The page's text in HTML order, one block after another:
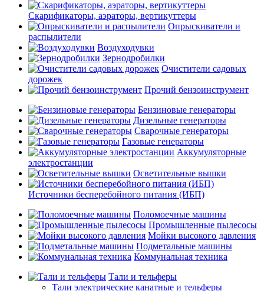
Скарификаторы, аэраторы, вертикуттеры
Опрыскиватели и
распылители
Воздуходувки
Зернодробилки
Очистители садовых
дорожек
Прочий бензоинструмент
Бензиновые генераторы
Дизельные генераторы
Сварочные генераторы
Газовые генераторы
Аккумуляторные
электростанции
Осветительные вышки
Источники бесперебойного питания (ИБП)
Поломоечные машины
Промышленные пылесосы
Мойки высокого давления
Подметальные машины
Коммунальная техника
Тали и тельферы
Тали электрические канатные и тельферы